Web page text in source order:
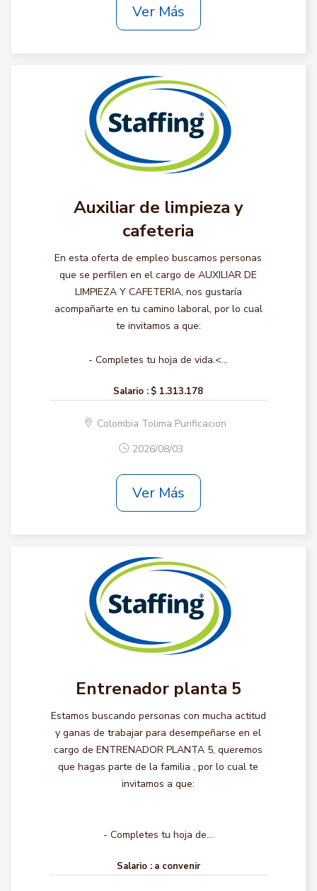
Ver Más
Auxiliar de limpieza y
cafeteria
En esta oferta de empleo buscamos personas
que se perfilen en el cargo de AUXILIAR DE
LIMPIEZA Y CAFETERIA, nos gustaría
acompañarte en tu camino laboral, por lo cual
te invitamos a que:
- Completes tu hoja de vida.<...
Salario : $ 1.313.178
Colombia Tolima Purificacion
2026/08/03
Ver Más
Entrenador planta 5
Estamos buscando personas con mucha actitud
y ganas de trabajar para desempeñarse en el
cargo de ENTRENADOR PLANTA 5, queremos
que hagas parte de la familia , por lo cual te
invitamos a que:
- Completes tu hoja de...
Salario : a convenir